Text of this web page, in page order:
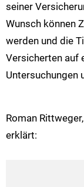
seiner
Wunsch können
werden und die
Versicherten auf
Untersuchungen
Roman
erklärt: